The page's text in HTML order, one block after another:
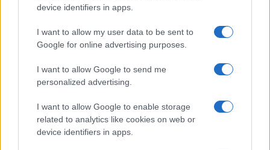
device identifiers in apps.
I want to allow my user data to be sent to
Google for online advertising purposes.
I want to allow Google to send me
personalized advertising.
I want to allow Google to enable storage
related to analytics like cookies on web or
device identifiers in apps.